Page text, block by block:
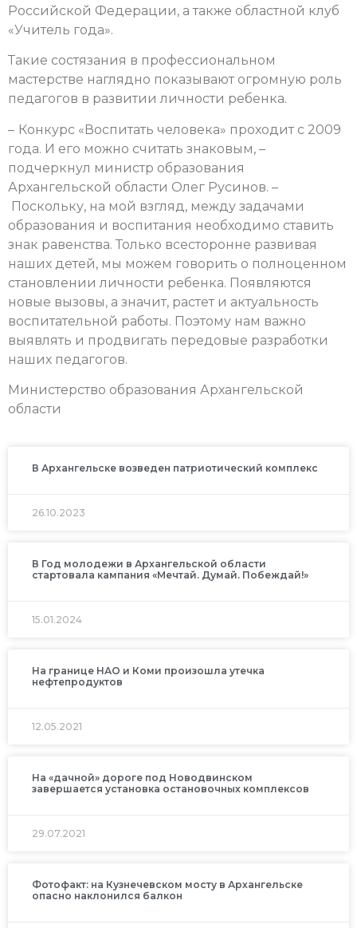
Российской Федерации, а также областной клуб
«Учитель года».
Такие состязания в профессиональном
мастерстве наглядно показывают огромную роль
педагогов в развитии личности ребенка.
– Конкурс «Воспитать человека» проходит с 2009
года. И его можно считать знаковым, –
подчеркнул министр образования
Архангельской области Олег Русинов. –
Поскольку, на мой взгляд, между задачами
образования и воспитания необходимо ставить
знак равенства. Только всесторонне развивая
наших детей, мы можем говорить о полноценном
становлении личности ребенка. Появляются
новые вызовы, а значит, растет и актуальность
воспитательной работы. Поэтому нам важно
выявлять и продвигать передовые разработки
наших педагогов.
Министерство образования Архангельской
области
В Архангельске возведен патриотический комплекс
26.10.2023
В Год молодежи в Архангельской области
стартовала кампания «Мечтай. Думай. Побеждай!»
15.01.2024
На границе НАО и Коми произошла утечка
нефтепродуктов
12.05.2021
На «дачной» дороге под Новодвинском
завершается установка остановочных комплексов
29.07.2021
Фотофакт: на Кузнечевском мосту в Архангельске
опасно наклонился балкон